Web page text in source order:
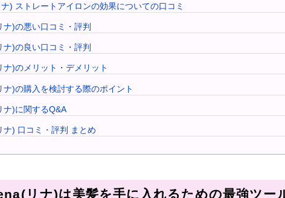
) ストレートアイロンの効果についての口コミ
)の悪い口コミ・評判
)の良い口コミ・評判
)のメリット・デメリット
)の購入を検討する際のポイント
ナ)に関するQ&A
) 口コミ・評判 まとめ
リナ)は美髪を手に入れるための最強ツー